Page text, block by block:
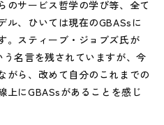
のサービス哲学の学び等、全て
ル、ひいては現在のGBASsに
。スティーブ・ジョブズ氏が
名言を残されていますが、今
がら、改めて自分のこれまでの
上にGBASsがあることを感じ